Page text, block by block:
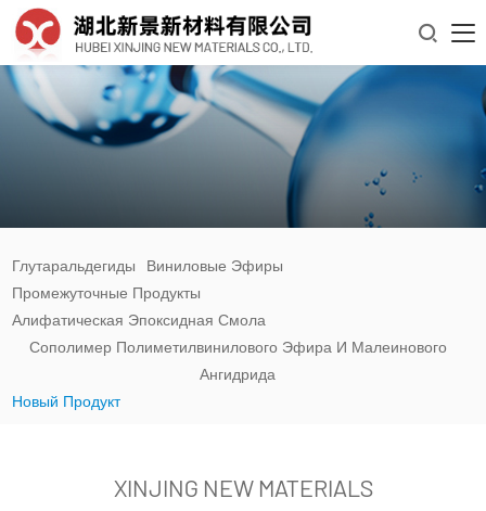

Глутаральдегиды
Виниловые Эфиры
Промежуточные Продукты
Алифатическая Эпоксидная Смола
Сополимер Полиметилвинилового Эфира И Малеинового
Ангидрида
Новый Продукт
XINJING NEW MATERIALS